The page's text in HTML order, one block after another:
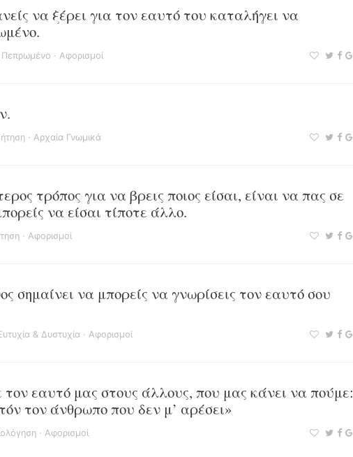
να ξέρει για τον εαυτό του καταλήγει να
Πεπρωμένο · Αφορισμοί
· Αρχαία Γνωμικά
τρόπος για να βρεις ποιος είσαι, είναι να πας σε
να είσαι τίποτε άλλο.
· Αφορισμοί
σημαίνει να μπορείς να γνωρίσεις τον εαυτό σου
& Δυστυχία · Αφορισμοί
εαυτό μας στους άλλους, που μας κάνει να πούμε:
τον άνθρωπο που δεν μ’ αρέσει»
· Αφορισμοί